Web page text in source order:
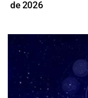
de 2026